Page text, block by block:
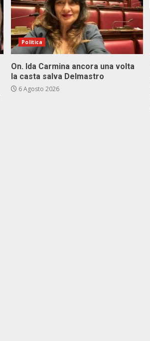
Politica
On. Ida Carmina ancora una volta
la casta salva Delmastro
6 Agosto 2026